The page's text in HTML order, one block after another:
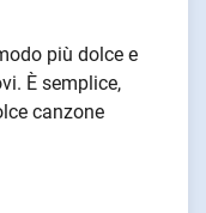
più dolce e
È semplice,
canzone